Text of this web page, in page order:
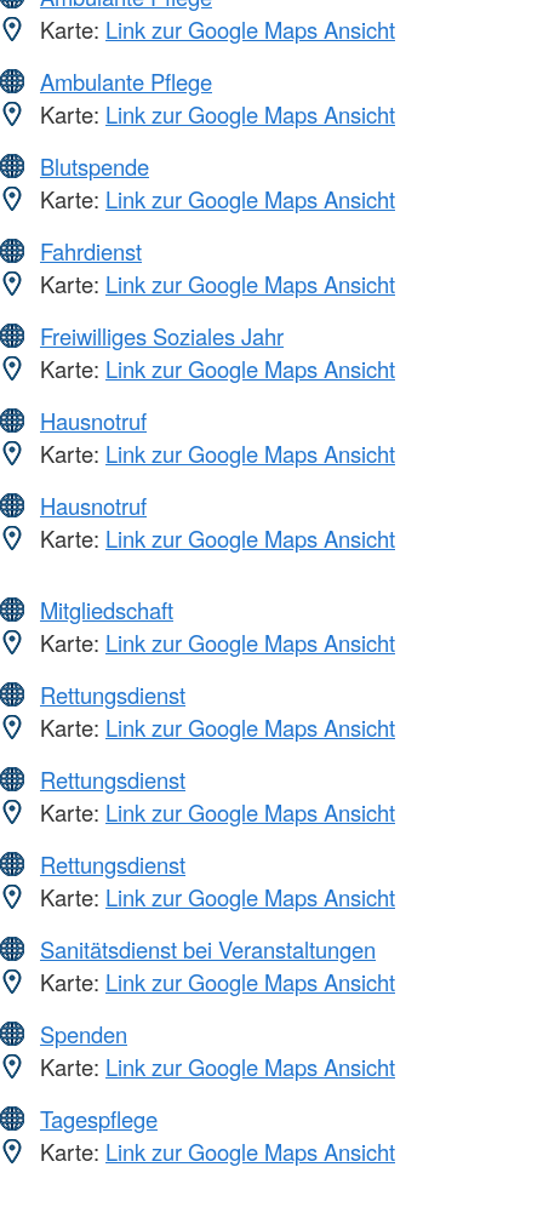
Karte: Link zur Google Maps Ansicht
Ambulante Pflege
Karte: Link zur Google Maps Ansicht
Blutspende
Karte: Link zur Google Maps Ansicht
Fahrdienst
Karte: Link zur Google Maps Ansicht
Freiwilliges Soziales Jahr
Karte: Link zur Google Maps Ansicht
Hausnotruf
Karte: Link zur Google Maps Ansicht
Hausnotruf
Karte: Link zur Google Maps Ansicht
Mitgliedschaft
Karte: Link zur Google Maps Ansicht
Rettungsdienst
Karte: Link zur Google Maps Ansicht
Rettungsdienst
Karte: Link zur Google Maps Ansicht
Rettungsdienst
Karte: Link zur Google Maps Ansicht
Sanitätsdienst bei Veranstaltungen
Karte: Link zur Google Maps Ansicht
Spenden
Karte: Link zur Google Maps Ansicht
Tagespflege
Karte: Link zur Google Maps Ansicht